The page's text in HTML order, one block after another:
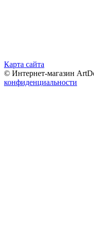
Карта сайта
© Интернет-магазин
конфиденциальности